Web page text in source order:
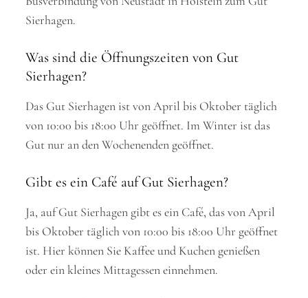
Sierhagen.
Was sind die Öffnungszeiten von Gut
Sierhagen?
Das Gut Sierhagen ist von April bis Oktober täglich
von 10:00 bis 18:00 Uhr geöffnet. Im Winter ist das
Gut nur an den Wochenenden geöffnet.
Gibt es ein Café auf Gut Sierhagen?
Ja, auf Gut Sierhagen gibt es ein Café, das von April
bis Oktober täglich von 10:00 bis 18:00 Uhr geöffnet
ist. Hier können Sie Kaffee und Kuchen genießen
oder ein kleines Mittagessen einnehmen.